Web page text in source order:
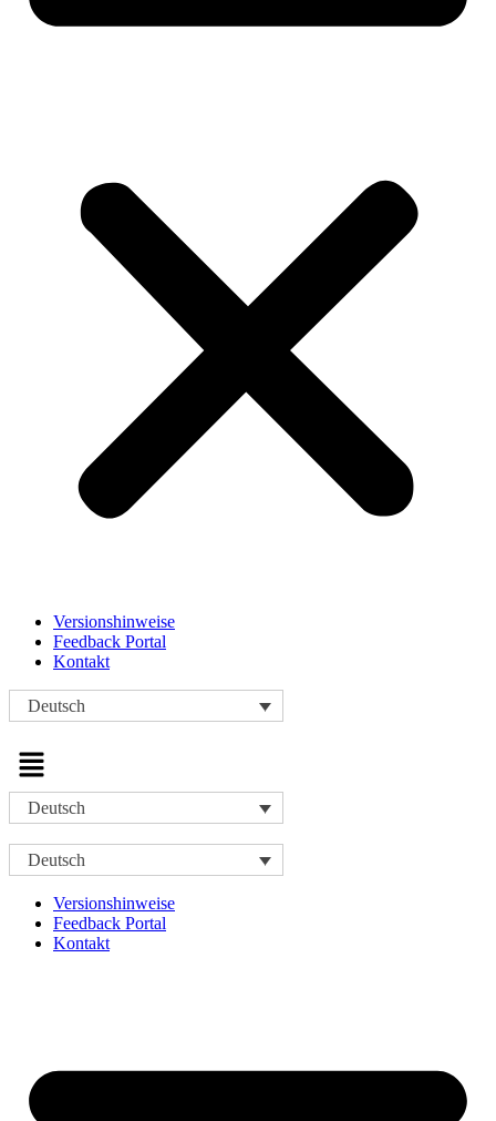
Versionshinweise
Feedback Portal
Kontakt
Deutsch
Menü
Deutsch
Deutsch
Versionshinweise
Feedback Portal
Kontakt